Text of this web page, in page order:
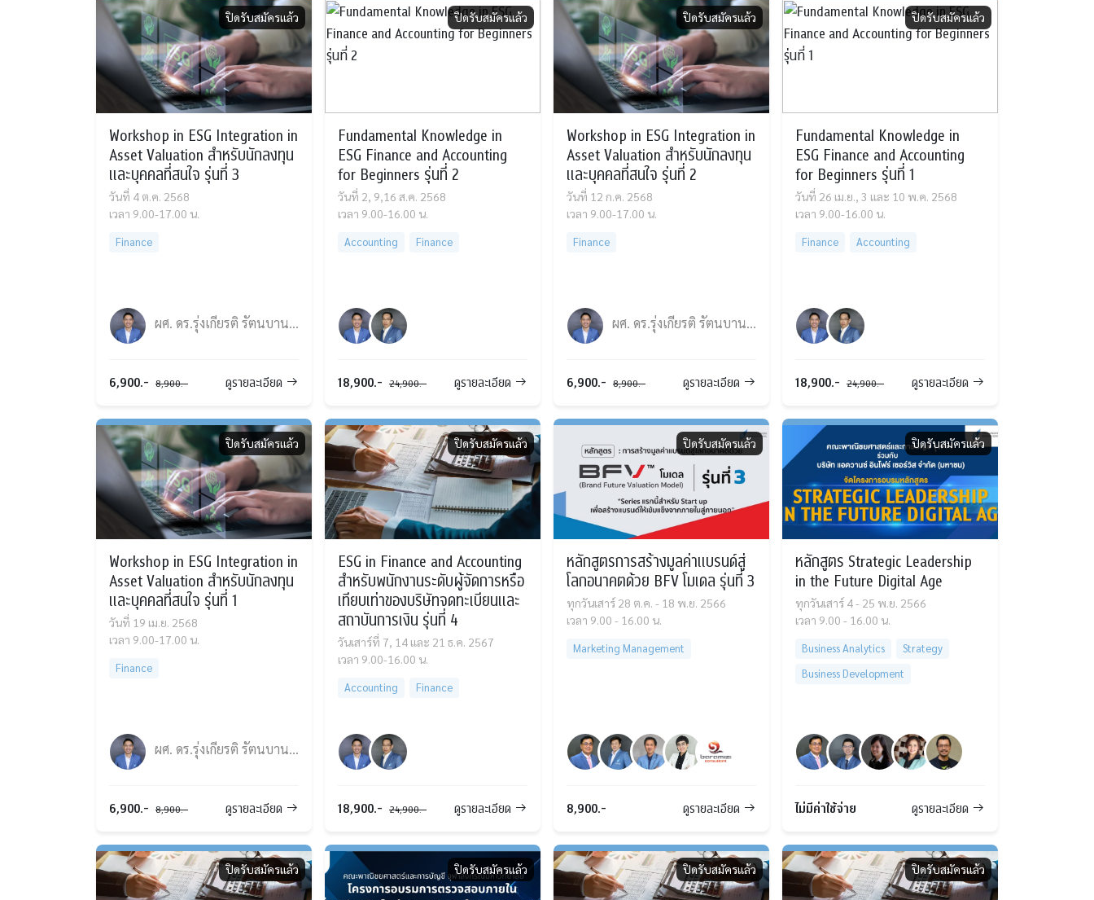
ปิดรับสมัครแล้ว
Workshop in ESG Integration in
Asset Valuation สำหรับนักลงทุน
และบุคคลที่สนใจ รุ่นที่ 3
วันที่ 4 ต.ค. 2568
เวลา 9.00-17.00 น.
Finance
ผศ. ดร.รุ่งเกียรติ รัตนบานชื่น
6,900.- 8,900.- ดูรายละเอียด
ปิดรับสมัครแล้ว
Fundamental Knowledge in
ESG Finance and Accounting
for Beginners รุ่นที่ 2
วันที่ 2, 9,16 ส.ค. 2568
เวลา 9.00-16.00 น.
Accounting Finance
18,900.- 24,900.- ดูรายละเอียด
ปิดรับสมัครแล้ว
Workshop in ESG Integration in
Asset Valuation สำหรับนักลงทุน
และบุคคลที่สนใจ รุ่นที่ 2
วันที่ 12 ก.ค. 2568
เวลา 9.00-17.00 น.
Finance
ผศ. ดร.รุ่งเกียรติ รัตนบานชื่น
6,900.- 8,900.- ดูรายละเอียด
ปิดรับสมัครแล้ว
Fundamental Knowledge in
ESG Finance and Accounting
for Beginners รุ่นที่ 1
วันที่ 26 เม.ย., 3 และ 10 พ.ค. 2568
เวลา 9.00-16.00 น.
Finance Accounting
18,900.- 24,900.- ดูรายละเอียด
ปิดรับสมัครแล้ว
Workshop in ESG Integration in
Asset Valuation สำหรับนักลงทุน
และบุคคลที่สนใจ รุ่นที่ 1
วันที่ 19 เม.ย. 2568
เวลา 9.00-17.00 น.
Finance
ผศ. ดร.รุ่งเกียรติ รัตนบานชื่น
6,900.- 8,900.- ดูรายละเอียด
ปิดรับสมัครแล้ว
ESG in Finance and Accounting
สำหรับพนักงานระดับผู้จัดการหรือ
เทียบเท่าของบริษัทจดทะเบียนและ
สถาบันการเงิน รุ่นที่ 4
วันเสาร์ที่ 7, 14 และ 21 ธ.ค. 2567
เวลา 9.00-16.00 น.
Accounting Finance
18,900.- 24,900.- ดูรายละเอียด
ปิดรับสมัครแล้ว
หลักสูตรการสร้างมูลค่าแบรนด์สู่
โลกอนาคตด้วย BFV โมเดล รุ่นที่ 3
ทุกวันเสาร์ 28 ต.ค. - 18 พ.ย. 2566
เวลา 9.00 - 16.00 น.
Marketing Management
8,900.- ดูรายละเอียด
ปิดรับสมัครแล้ว
หลักสูตร Strategic Leadership
in the Future Digital Age
ทุกวันเสาร์ 4 - 25 พ.ย. 2566
เวลา 9.00 - 16.00 น.
Business Analytics
Strategy
Business Development
ไม่มีค่าใช้จ่าย ดูรายละเอียด
ปิดรับสมัครแล้ว ปิดรับสมัครแล้ว ปิดรับสมัครแล้ว ปิดรับสมัครแล้ว